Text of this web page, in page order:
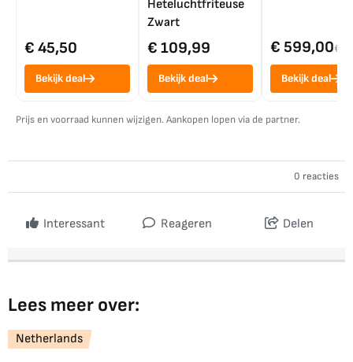
€ 45,50
Bekijk deal
Heteluchtfriteuse
Zwart
€ 109,99
Bekijk deal
€ 599,00€
Bekijk deal
Prijs en voorraad kunnen wijzigen. Aankopen lopen via de partner.
0 reacties
Interessant Reageren Delen
Lees meer over:
Netherlands